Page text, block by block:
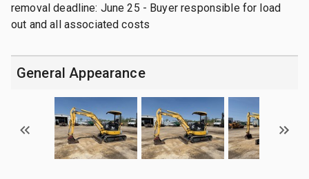
removal deadline: June 25 - Buyer responsible for load
out and all associated costs
General Appearance